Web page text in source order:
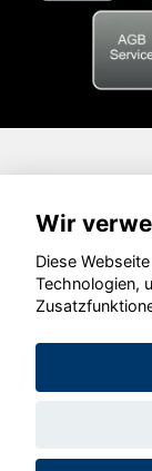
Wir
Diese
Technologien,